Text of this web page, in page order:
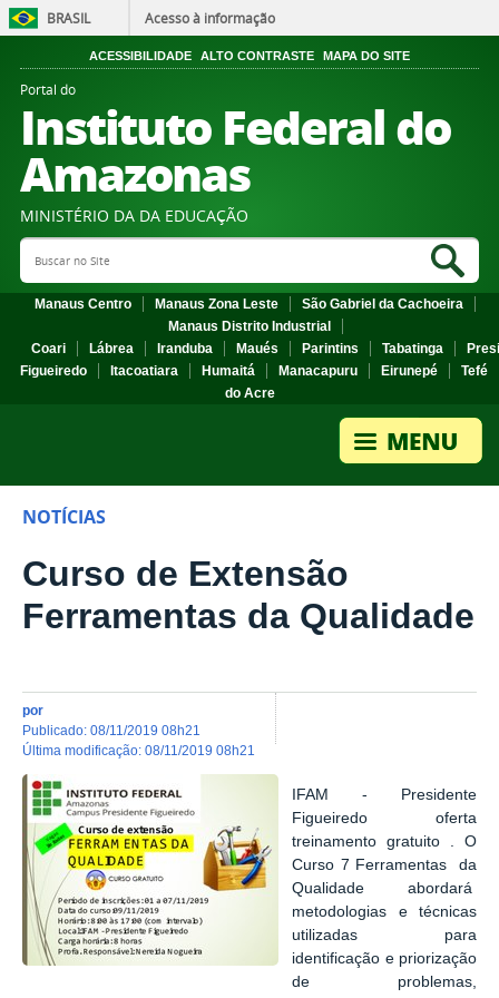
BRASIL Acesso à informação
ACESSIBILIDADE ALTO CONTRASTE MAPA DO SITE
Portal do
Instituto Federal do
Amazonas
MINISTÉRIO DA DA EDUCAÇÃO
Search Site
Manaus Centro Manaus Zona Leste
São Gabriel da Cachoeira
Manaus Distrito Industrial
Coari
Lábrea Iranduba Maués Parintins Tabatinga
Figueiredo
Itacoatiara Humaitá Manacapuru Eirunepé
Tefé
do Acre
NOTÍCIAS
Curso de Extensão
Ferramentas da Qualidade
por
publicado: 08/11/2019 08h21
última modificação: 08/11/2019 08h21
IFAM - Presidente
Figueiredo oferta
treinamento gratuito . O
Curso 7 Ferramentas da
Qualidade abordará
metodologias e técnicas
utilizadas para
identificação e priorização
de problemas,